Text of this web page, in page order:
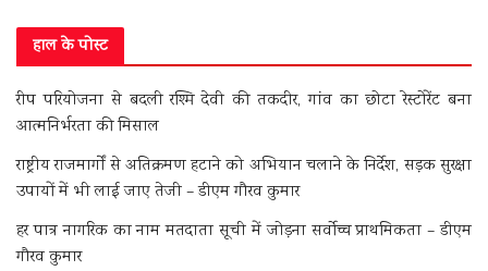
हाल के पोस्ट
रीप परियोजना से बदली रश्मि देवी की तकदीर, गांव का छोटा रेस्टोरेंट बना
आत्मनिर्भरता की मिसाल
राष्ट्रीय राजमार्गों से अतिक्रमण हटाने को अभियान चलाने के निर्देश, सड़क सुरक्षा
उपायों में भी लाई जाए तेजी – डीएम गौरव कुमार
हर पात्र नागरिक का नाम मतदाता सूची में जोड़ना सर्वोच्च प्राथमिकता – डीएम
गौरव कुमार